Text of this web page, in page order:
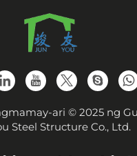
ari © 2025 ng
Steel Structure Co., Ltd.